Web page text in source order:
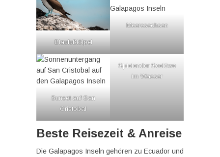
Blaufußtölpel
Meeresechsen
Sunset auf San
Cristobal
Spielender Seelöwe
im Wasser
Beste Reisezeit & Anreise
Die Galapagos Inseln gehören zu Ecuador und